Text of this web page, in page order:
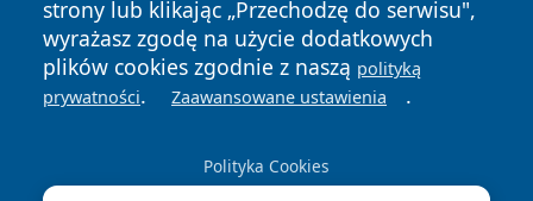
strony lub klikając „Przechodzę do serwisu",
wyrażasz zgodę na użycie dodatkowych
plików cookies zgodnie z naszą polityką
prywatności. Zaawansowane ustawienia .
Polityka Cookies
Prywatności
Cookies